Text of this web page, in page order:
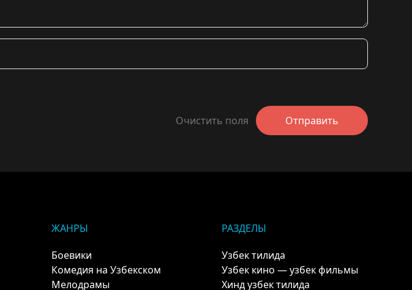
Очистить поля Отправить
ЖАНРЫ
Боевики
Комедия на Узбекском
Мелодрамы
РАЗДЕЛЫ
Узбек тилида
Узбек кино — узбек фильмы
Хинд узбек тилида